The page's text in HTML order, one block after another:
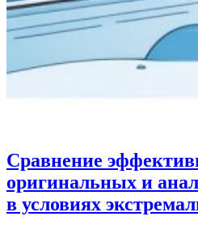
Сравнение
оригинальных и
в условиях